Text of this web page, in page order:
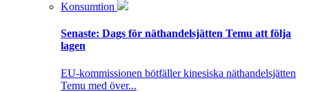
Konsumtion
Senaste: Dags för näthandelsjätten Temu att följa
lagen
EU-kommissionen bötfäller kinesiska näthandelsjätten
Temu med över...